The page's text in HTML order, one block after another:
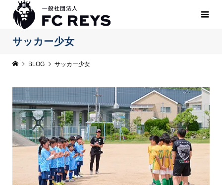
サッカー少女
BLOG サッカー少女